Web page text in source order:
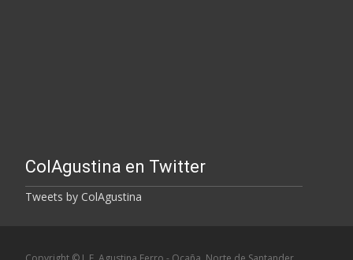
ColAgustina en Twitter
Tweets by ColAgustina